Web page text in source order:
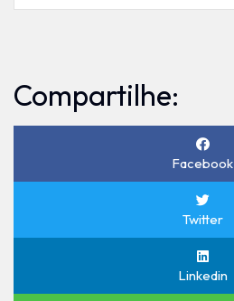
Compartilhe:
Facebook
Twitter
Linkedin